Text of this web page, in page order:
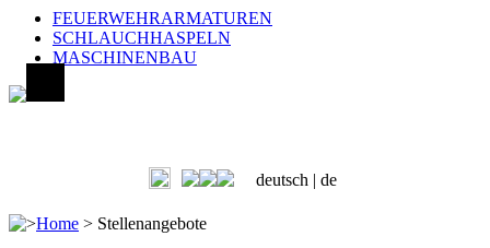
FEUERWEHRARMATUREN
SCHLAUCHHASPELN
MASCHINENBAU
deutsch | de
>Home > Stellenangebote